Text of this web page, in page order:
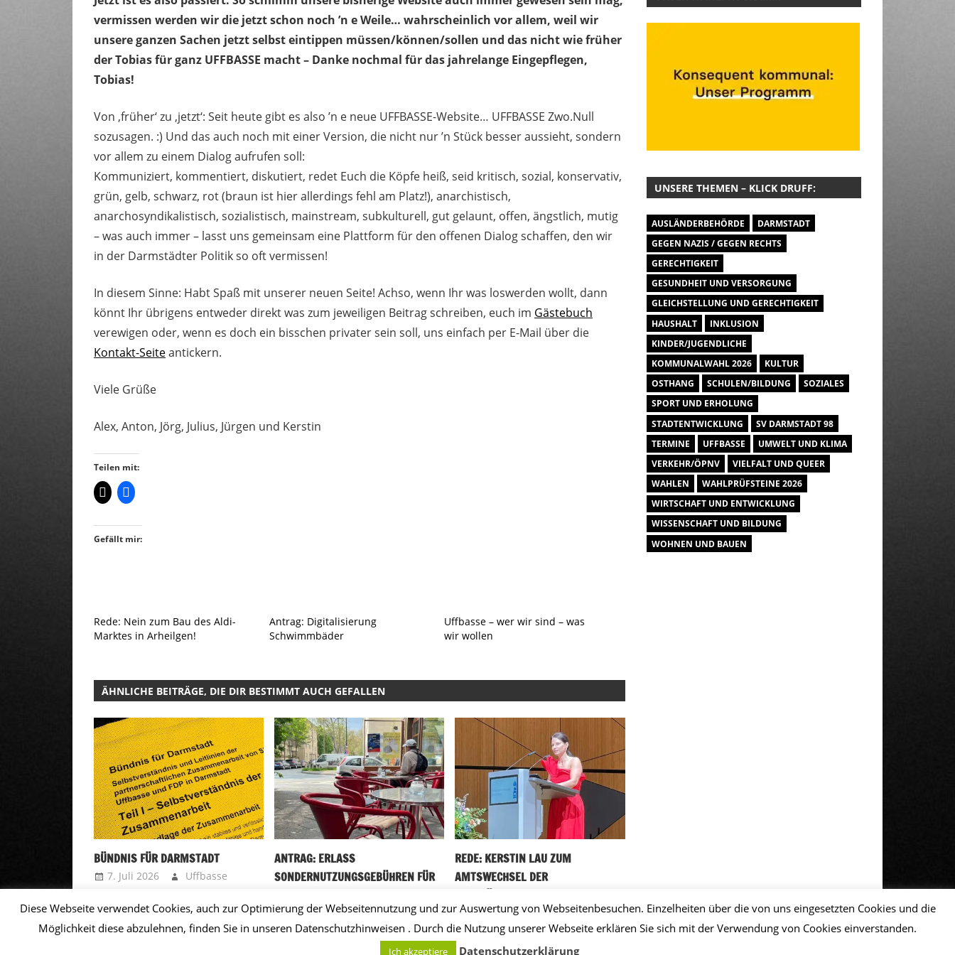
vermissen werden wir die jetzt schon noch ’n e Weile… wahrscheinlich vor allem, weil wir
unsere ganzen Sachen jetzt selbst eintippen müssen/können/sollen und das nicht wie früher
der Tobias für ganz UFFBASSE macht – Danke nochmal für das jahrelange Eingepflegen,
Tobias!
Von ‚früher‘ zu ‚jetzt‘: Seit heute gibt es also ’n e neue UFFBASSE-Website… UFFBASSE Zwo.Null
sozusagen. :) Und das auch noch mit einer Version, die nicht nur ’n Stück besser aussieht, sondern
vor allem zu einem Dialog aufrufen soll:
Kommuniziert, kommentiert, diskutiert, redet Euch die Köpfe heiß, seid kritisch, sozial, konservativ,
grün, gelb, schwarz, rot (braun ist hier allerdings fehl am Platz!), anarchistisch,
anarchosyndikalistisch, sozialistisch, mainstream, subkulturell, gut gelaunt, offen, ängstlich, mutig
– was auch immer – lasst uns gemeinsam eine Plattform für den offenen Dialog schaffen, den wir
in der Darmstädter Politik so oft vermissen!
In diesem Sinne: Habt Spaß mit unserer neuen Seite! Achso, wenn Ihr was loswerden wollt, dann
könnt Ihr übrigens entweder direkt was zum jeweiligen Beitrag schreiben, euch im Gästebuch
verewigen oder, wenn es doch ein bisschen privater sein soll, uns einfach per E-Mail über die
Kontakt-Seiteantickern.
Viele Grüße
Alex, Anton, Jörg, Julius, Jürgen und Kerstin
Teilen mit:
Gefällt mir:
Rede: Nein zum Bau des Aldi-
Marktes in Arheilgen!
Antrag: Digitalisierung
Schwimmbäder
Uffbasse – wer wir sind – was
wir wollen
ÄHNLICHE BEITRÄGE, DIE DIR BESTIMMT AUCH GEFALLEN
BÜNDNIS FÜR DARMSTADT
7. Juli 2026 Uffbasse
ANTRAG: ERLASS
SONDERNUTZUNGSGEBÜHREN FÜR
21. August 2025 Uffbasse
REDE: KERSTIN LAU ZUM
AMTSWECHSEL DER
4. Juli 2023 Uffbasse
UNSERE THEMEN – KLICK DRUFF:
AUSLÄNDERBEHÖRDE
DARMSTADT
GEGEN NAZIS / GEGEN RECHTS
GERECHTIGKEIT
GESUNDHEIT UND VERSORGUNG
GLEICHSTELLUNG UND GERECHTIGKEIT
HAUSHALT
INKLUSION
KINDER/JUGENDLICHE
KOMMUNALWAHL 2026
KULTUR
OSTHANG
SCHULEN/BILDUNG
SOZIALES
SPORT UND ERHOLUNG
STADTENTWICKLUNG
SV DARMSTADT 98
TERMINE
UFFBASSE
UMWELT UND KLIMA
VERKEHR/ÖPNV
VIELFALT UND QUEER
WAHLEN
WAHLPRÜFSTEINE 2026
WIRTSCHAFT UND ENTWICKLUNG
WISSENSCHAFT UND BILDUNG
WOHNEN UND BAUEN
Diese Webseite verwendet Cookies, auch zur Optimierung der Webseitennutzung und zur Auswertung von Webseitenbesuchen. Einzelheiten über die von uns eingesetzten Cookies und die